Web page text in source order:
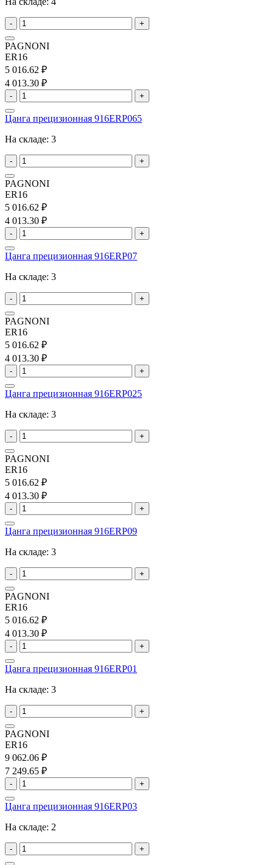
- +
PAGNONI
ER16
5 016.62 ₽
4 013.30 ₽
- +
Цанга прецизионная 916ERP065
На складе: 3
- +
PAGNONI
ER16
5 016.62 ₽
4 013.30 ₽
- +
Цанга прецизионная 916ERP07
На складе: 3
- +
PAGNONI
ER16
5 016.62 ₽
4 013.30 ₽
- +
Цанга прецизионная 916ERP025
На складе: 3
- +
PAGNONI
ER16
5 016.62 ₽
4 013.30 ₽
- +
Цанга прецизионная 916ERP09
На складе: 3
- +
PAGNONI
ER16
5 016.62 ₽
4 013.30 ₽
- +
Цанга прецизионная 916ERP01
На складе: 3
- +
PAGNONI
ER16
9 062.06 ₽
7 249.65 ₽
- +
Цанга прецизионная 916ERP03
На складе: 2
- +